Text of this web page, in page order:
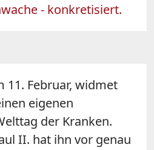
- konkretisiert.
11. Februar, widmet
eigenen
der Kranken.
II. hat ihn vor genau